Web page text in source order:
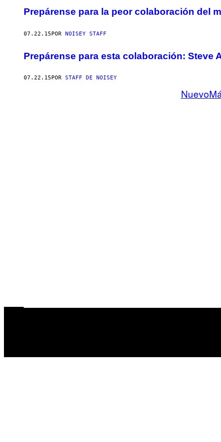
Prepárense para la peor colaboración del
07.22.15POR NOISEY STAFF
Prepárense para esta colaboración: Steve
07.22.15 POR STAFF DE NOISEY
Nuevo